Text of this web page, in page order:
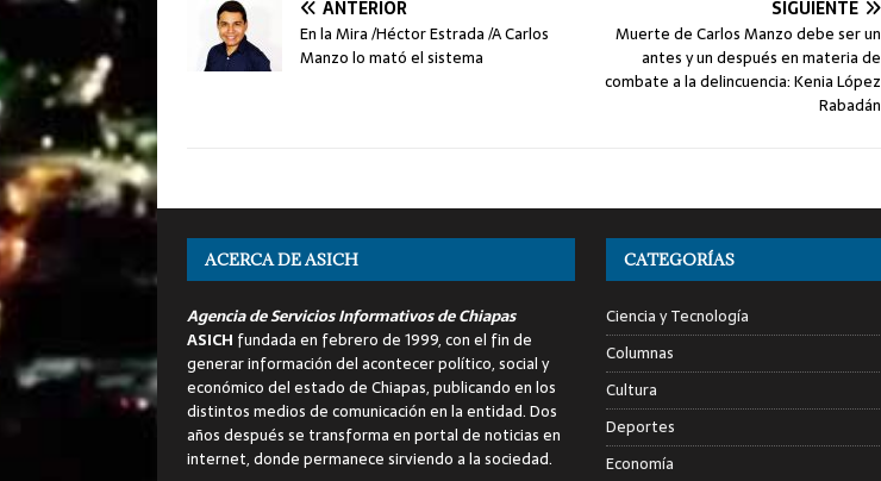
ANTERIOR
En la Mira /Héctor Estrada /A Carlos
Manzo lo mató el sistema
SIGUIENTE
Muerte de Carlos Manzo debe ser un
antes y un después en materia de
combate a la delincuencia: Kenia López
Rabadán
ACERCA DE ASICH
Agencia de Servicios Informativos de Chiapas
ASICH fundada en febrero de 1999, con el fin de
generar información del acontecer político, social y
económico del estado de Chiapas, publicando en los
distintos medios de comunicación en la entidad. Dos
años después se transforma en portal de noticias en
internet, donde permanece sirviendo a la sociedad.
CATEGORÍAS
Ciencia y Tecnología
Columnas
Cultura
Deportes
Economía